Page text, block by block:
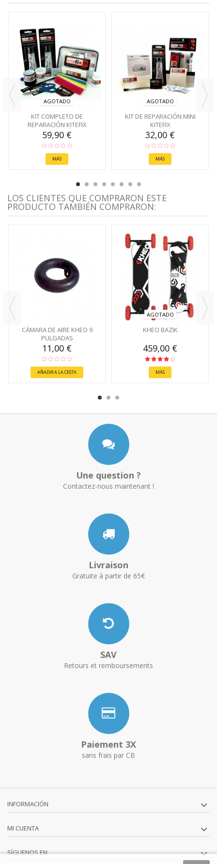
AGOTADO
KIT COMPLETO DE
REPARACIÓN KITEFIX
59,90 €
MÁS
AGOTADO
KIT DE REPARACIÓN MINI
KITEFIX
32,00 €
MÁS
LOS CLIENTES QUE COMPRARON ESTE
PRODUCTO TAMBIÉN COMPRARON:
CÁMARA DE AIRE KHEO 9
PULGADAS
11,00 €
AÑADIR A LA CESTA
AGOTADO
KHEO BAZIK
459,00 €
MÁS
Une question ?
Contactez-nous maintenant !
Livraison
Gratuite à partir de 65€
SAV
Retours et remboursements
Paiement 3X
sans frais par CB
INFORMACIÓN
MI CUENTA
SÍGUENOS EN